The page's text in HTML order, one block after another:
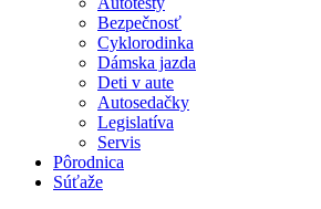
Bezpečnosť
Cyklorodinka
Dámska jazda
Deti v aute
Autosedačky
Legislatíva
Servis
Pôrodnica
Súťaže